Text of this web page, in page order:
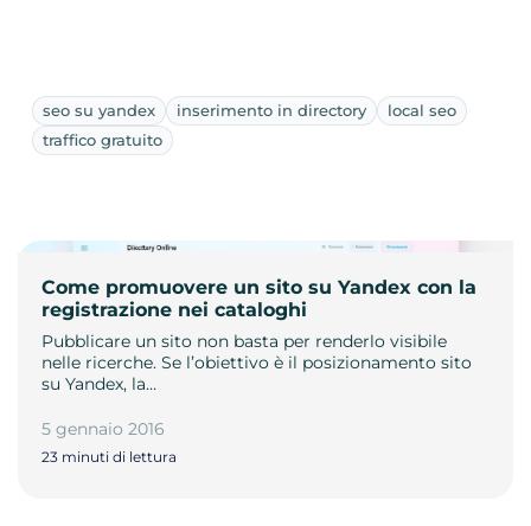
seo su yandex inserimento in directory
local seo
traffico gratuito
Come promuovere un sito su Yandex con la
registrazione nei cataloghi
Pubblicare un sito non basta per renderlo visibile
nelle ricerche. Se l’obiettivo è il posizionamento sito
su Yandex, la…
5 gennaio 2016
23 minuti di lettura